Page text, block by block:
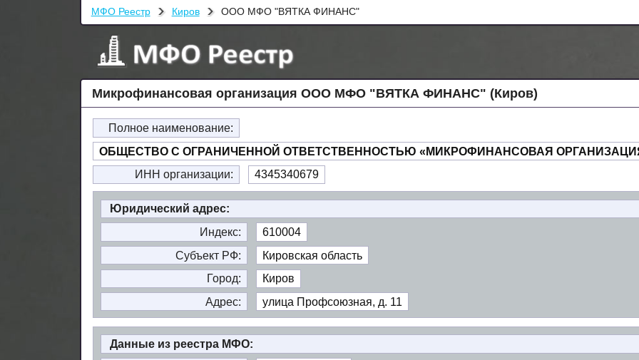
МФО Реестр Киров ООО МФО "ВЯТКА ФИНАНС"
Микрофинансовая организация ООО МФО "ВЯТКА ФИНАНС" (Киров)
Полное наименование:
ОБЩЕСТВО С ОГРАНИЧЕННОЙ ОТВЕТСТВЕННОСТЬЮ «МИКРОФИНАНСОВАЯ
ИНН организации:
4345340679
Юридический адрес:
Индекс:
610004
Субъект РФ:
Кировская область
Город:
Киров
Адрес:
улица Профсоюзная, д. 11
Данные из реестра МФО: